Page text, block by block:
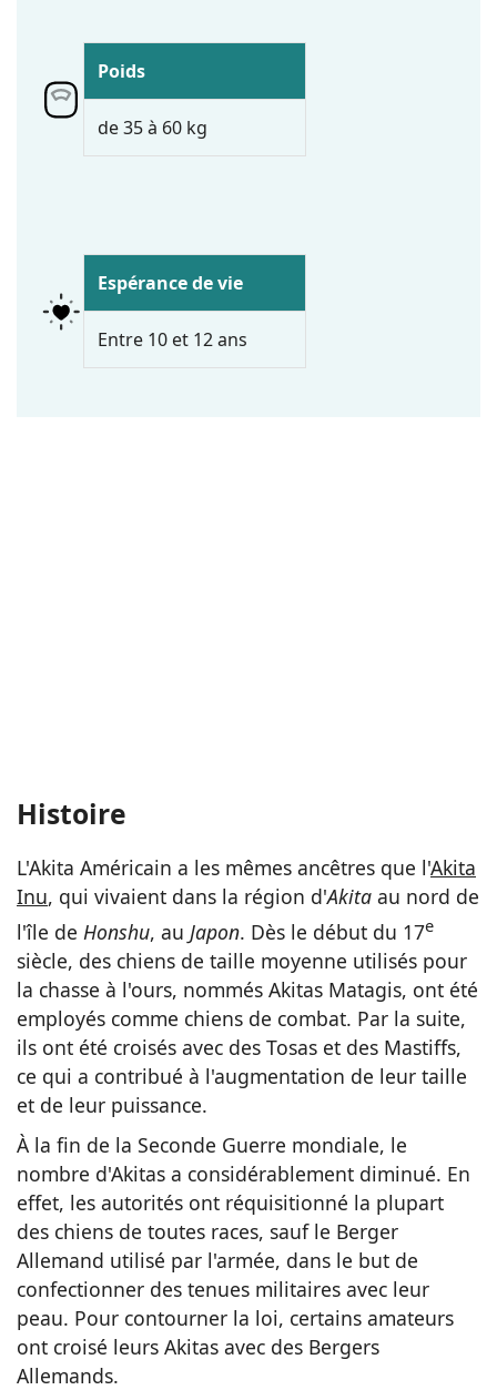
Poids
de 35 à 60 kg
Espérance de vie
Entre 10 et 12 ans
Histoire
L'Akita Américain a les mêmes ancêtres que l'Akita
Inu, qui vivaient dans la région d'Akita au nord de
l'île de Honshu, au Japon. Dès le début du 17e
siècle, des chiens de taille moyenne utilisés pour
la chasse à l'ours, nommés Akitas Matagis, ont été
employés comme chiens de combat. Par la suite,
ils ont été croisés avec des Tosas et des Mastiffs,
ce qui a contribué à l'augmentation de leur taille
et de leur puissance.
À la fin de la Seconde Guerre mondiale, le
nombre d'Akitas a considérablement diminué. En
effet, les autorités ont réquisitionné la plupart
des chiens de toutes races, sauf le Berger
Allemand utilisé par l'armée, dans le but de
confectionner des tenues militaires avec leur
peau. Pour contourner la loi, certains amateurs
ont croisé leurs Akitas avec des Bergers
Allemands.